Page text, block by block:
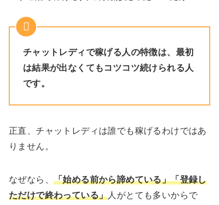
チャットレディで稼げる人の特徴は、最初
は結果が出なくてもコツコツ続けられる人
です。
正直、チャットレディは誰でも稼げるわけではあ
りません。
なぜなら、 「始める前から諦めている」「登録し
ただけで終わっている」 人がとても多いからで